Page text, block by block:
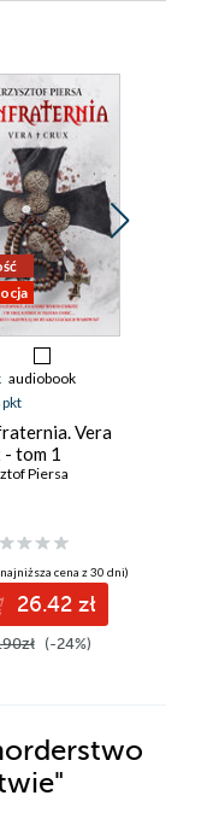
audiobook
Vera
- tom 1
Piersa
cena z 30 dni)
26.42 zł
(-24%)